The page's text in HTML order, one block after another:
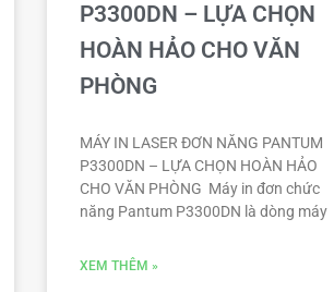
P3300DN – LỰA CHỌN
HOÀN HẢO CHO VĂN
PHÒNG
MÁY IN LASER ĐƠN NĂNG PANTUM
P3300DN – LỰA CHỌN HOÀN HẢO
CHO VĂN PHÒNG Máy in đơn chức
năng Pantum P3300DN là dòng máy
XEM THÊM »